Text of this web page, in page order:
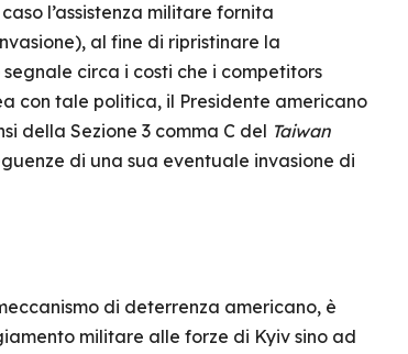
l’assistenza militare fornita
al fine di ripristinare la
circa i costi che i competitors
con tale politica, il Presidente americano
della Sezione 3 comma C del Taiwan
di una sua eventuale invasione di
di deterrenza americano, è
militare alle forze di Kyiv sino ad